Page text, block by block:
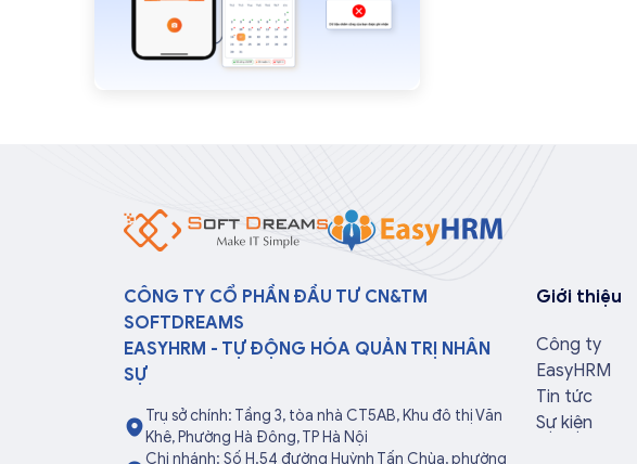
CÔNG TY CỔ PHẦN ĐẦU TƯ CN&TM
SOFTDREAMS
EASYHRM - TỰ ĐỘNG HÓA QUẢN TRỊ NHÂN
SỰ
Trụ sở chính: Tầng 3, tòa nhà CT5AB, Khu đô thị Văn
Khê, Phường Hà Đông, TP Hà Nội
Chi nhánh: Số H.54 đường Huỳnh Tấn Chùa, phường
Giới thiệu
Công ty
EasyHRM
Tin tức
Sự kiện